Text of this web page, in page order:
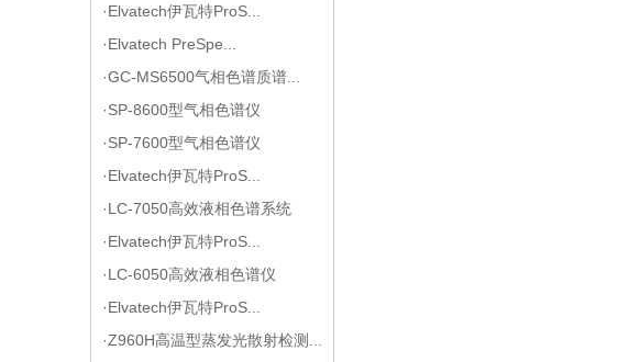
·Elvatech伊瓦特ProS...
·Elvatech PreSpe...
·GC-MS6500气相色谱质谱...
·SP-8600型气相色谱仪
·SP-7600型气相色谱仪
·Elvatech伊瓦特ProS...
·LC-7050高效液相色谱系统
·Elvatech伊瓦特ProS...
·LC-6050高效液相色谱仪
·Elvatech伊瓦特ProS...
·Z960H高温型蒸发光散射检测...